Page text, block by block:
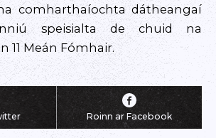
comharthaíochta dátheangaí
speisialta de chuid na
11 Meán Fómhair.
Roinn ar Facebook